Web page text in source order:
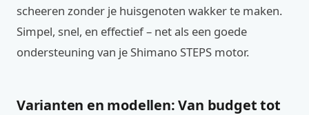
scheeren zonder je huisgenoten wakker te maken.
Simpel, snel, en effectief – net als een goede
ondersteuning van je Shimano STEPS motor.
Varianten en modellen: Van budget tot